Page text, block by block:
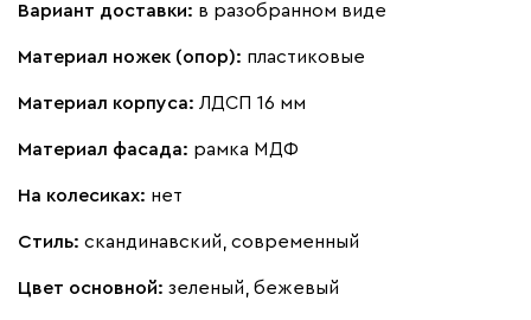
Вариант доставки: в разобранном виде
Материал ножек (опор): пластиковые
Материал корпуса: ЛДСП 16 мм
Материал фасада: рамка МДФ
На колесиках: нет
Стиль: скандинавский, современный
Цвет основной: зеленый, бежевый